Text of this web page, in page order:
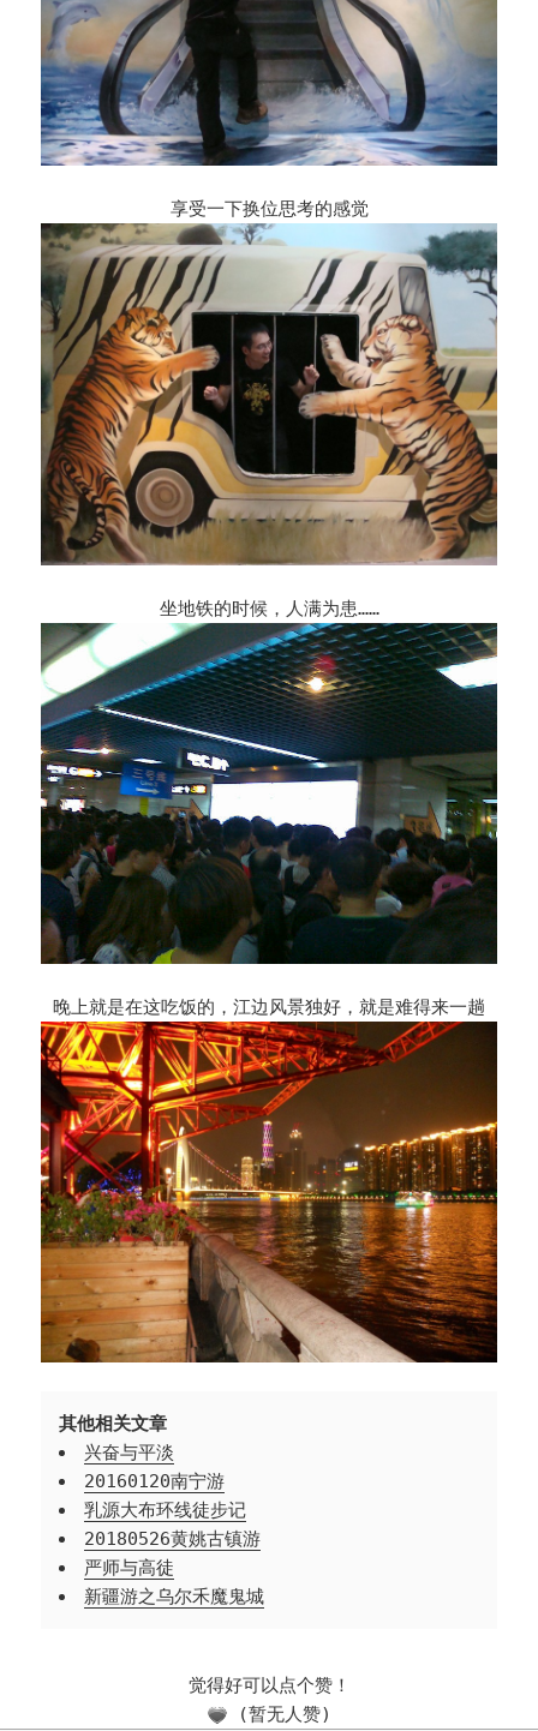
享受一下换位思考的感觉
坐地铁的时候，人满为患……
晚上就是在这吃饭的，江边风景独好，就是难得来一趟
其他相关文章
兴奋与平淡
20160120南宁游
乳源大布环线徒步记
20180526黄姚古镇游
严师与高徒
新疆游之乌尔禾魔鬼城
觉得好可以点个赞！
(暂无人赞)